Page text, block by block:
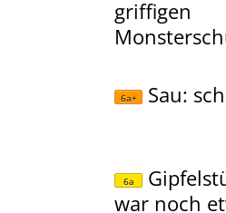
griffigen
6a+ Sau:
6a
war noch